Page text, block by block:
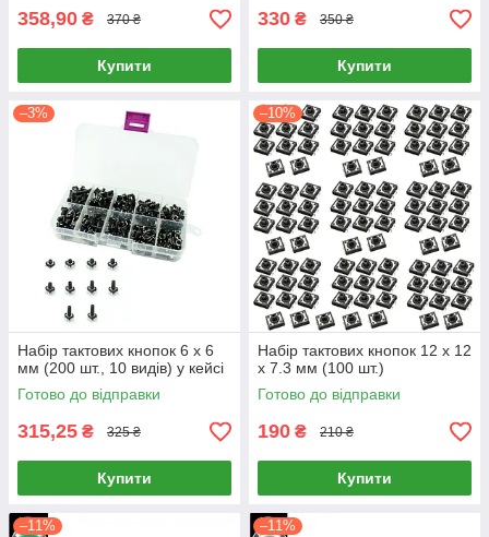
358,90 ₴ 370 ₴
Купити
330 ₴ 350 ₴
Купити
–3%
Набір тактових кнопок 6 х 6
мм (200 шт., 10 видів) у кейсі
Готово до відправки
315,25 ₴ 325 ₴
Купити
–10%
Набір тактових кнопок 12 x 12
x 7.3 мм (100 шт.)
Готово до відправки
190 ₴ 210 ₴
Купити
–11% –11%